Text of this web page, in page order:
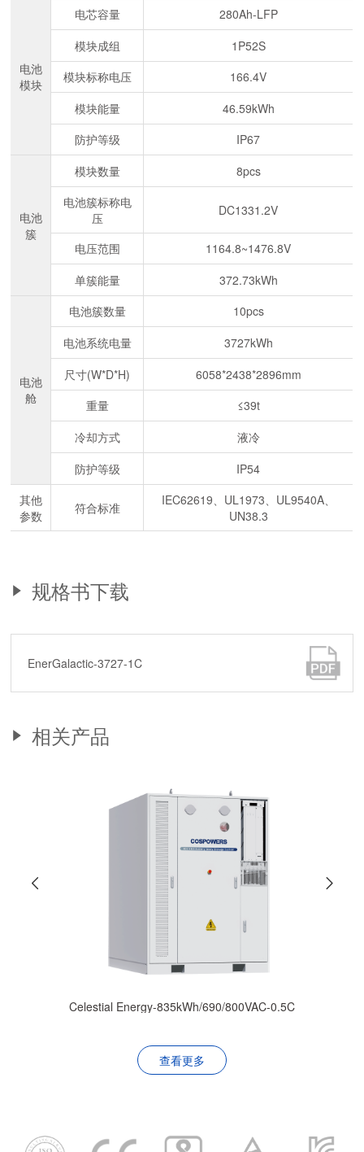
电池
模块
电芯容量
280Ah-LFP
模块成组
1P52S
模块标称电压
166.4V
模块能量
46.59kWh
防护等级
IP67
电池
簇
模块数量
8pcs
电池簇标称电
压
DC1331.2V
电压范围
1164.8~1476.8V
单簇能量
372.73kWh
电池
舱
电池簇数量
10pcs
电池系统电量
3727kWh
尺寸(W*D*H)
6058*2438*2896mm
重量
≤39t
冷却方式
液冷
防护等级
IP54
其他
参数
符合标准
IEC62619、UL1973、UL9540A、
UN38.3
规格书下载
EnerGalactic-3727-1C
相关产品
Celestial Energy-835kWh/690/800VAC-0.5C
查看更多